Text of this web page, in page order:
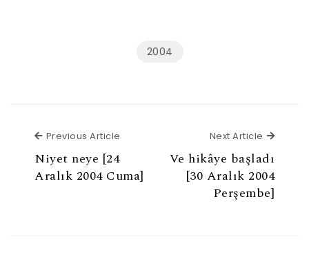
2004
Previous Article
Niyet neye [24
Aralık 2004 Cuma]
Next Article Next
Ve hikâye başladı
[30 Aralık 2004
Perşembe]